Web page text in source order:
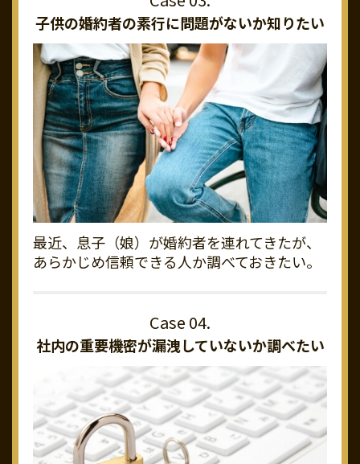
子供の婚約者の素行に問題がないか知りたい
最近、息子（娘）が婚約者を連れてきたが、
あらかじめ信頼できる人か調べておきたい。
社内の重要機密が漏洩していないか調べたい